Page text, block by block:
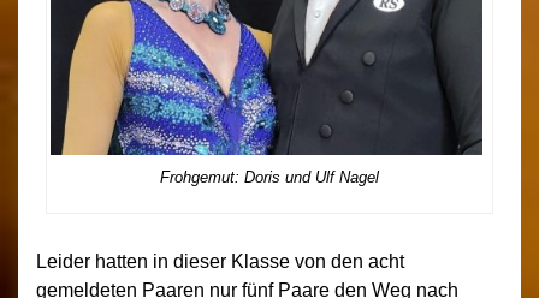
Frohgemut: Doris und Ulf Nagel
Leider hatten in dieser Klasse von den acht
gemeldeten Paaren nur fünf Paare den Weg nach